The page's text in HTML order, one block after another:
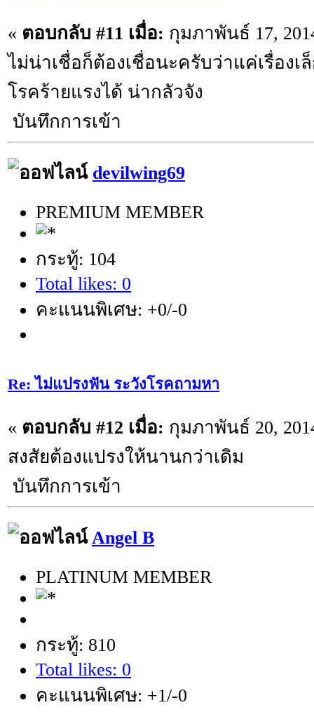
« ตอบกลับ #11 เมื่อ: กุมภาพันธ์ 17,
ไม่น่าเชื่อก็ต้องเชื่อนะครับว่าแค่เรื่องเ
โรคร้ายแรงได้ น่ากลัวจัง
บันทึกการเข้า
devilwing69
PREMIUM MEMBER
กระทู้: 104
Total likes: 0
คะแนนพิเศษ: +0/-0
Re: ไม่แปรงฟัน ระวังโรคถามหา
« ตอบกลับ #12 เมื่อ: กุมภาพันธ์ 20,
สงสัยต้องแปรงให้นานกว่าเดิม
บันทึกการเข้า
Angel B
PLATINUM MEMBER
กระทู้: 810
Total likes: 0
คะแนนพิเศษ: +1/-0